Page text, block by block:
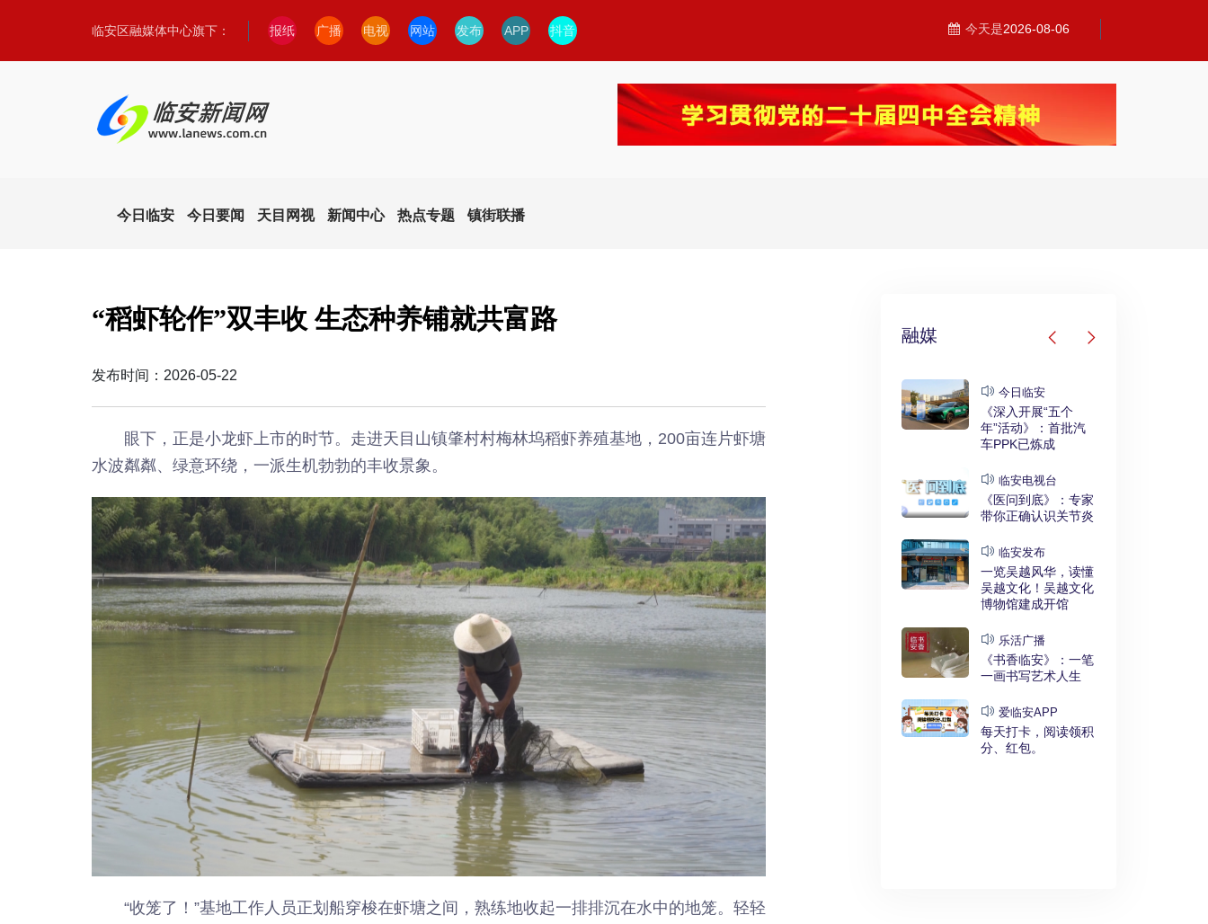
临安区融媒体中心旗下： 报纸 广播 电视 网站 发布 APP 抖音 今天是2026-08-06
今日临安 今日要闻 天目网视 新闻中心 热点专题 镇街联播
“稻虾轮作”双丰收 生态种养铺就共富路
发布时间：2026-05-22
眼下，正是小龙虾上市的时节。走进天目山镇肇村村梅林坞稻虾养殖基地，200亩连片虾塘
水波粼粼、绿意环绕，一派生机勃勃的丰收景象。
“收笼了！”基地工作人员正划船穿梭在虾塘之间，熟练地收起一排排沉在水中的地笼。轻轻
融媒
《深入开展“五个
年”活动》：首批汽
车PPK已炼成
《医问到底》：专家
带你正确认识关节炎
临安发布
一览吴越风华，读懂
吴越文化！吴越文化
博物馆建成开馆
乐活广播
《书香临安》：一笔
一画书写艺术人生
爱临安APP
每天打卡，阅读领积
分、红包。
《见证实干奋进》：
加快红利释放，临安
有何“关键招”？
《深入开展“五个
年”活动》：临安突
围“存量时代”
《深入开展“五个
年”活动》：衣锦街
综合整治工程刷新进
度
《爱临安有礼》：每
天上午10点开始！3
轮齐发，还有大红
包！
店项目预计年底建成
今日临安
《深入开展“五个
年”活动》：首批汽
车PPK已炼成
临安电视台
《医问到底》：专家
带你正确认识关节炎
临安发布
一览吴越风华，读懂
吴越文化！吴越文化
博物馆建成开馆
乐活广播
《书香临安》：一笔
一画书写艺术人生
爱临安APP
每天打卡，阅读领积
分、红包。